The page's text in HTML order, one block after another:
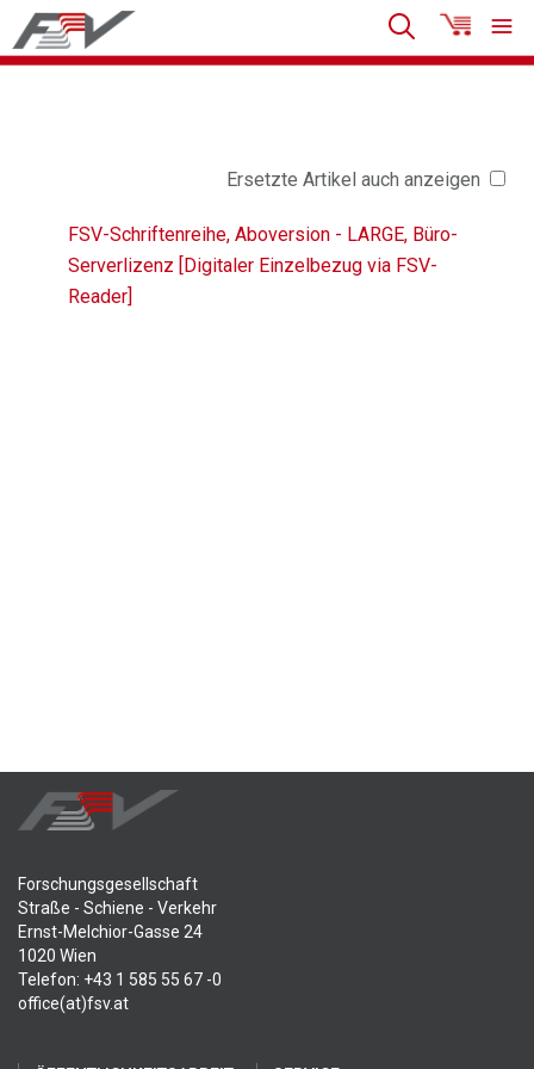
Ersetzte Artikel auch anzeigen
FSV-Schriftenreihe, Aboversion - LARGE, Büro-
Serverlizenz [Digitaler Einzelbezug via FSV-
Reader]
Forschungsgesellschaft
Straße - Schiene - Verkehr
Ernst-Melchior-Gasse 24
1020 Wien
Telefon: +43 1 585 55 67 -0
office(at)fsv.at